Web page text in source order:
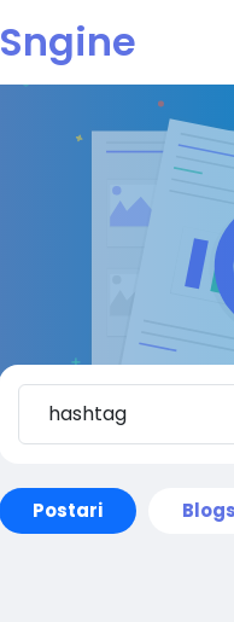
Sngine
Postari Blogs